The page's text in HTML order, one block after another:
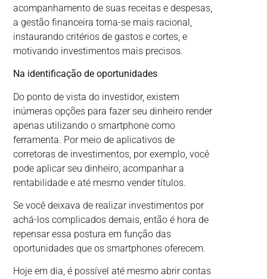
acompanhamento de suas receitas e despesas,
a gestão financeira torna-se mais racional,
instaurando critérios de gastos e cortes, e
motivando investimentos mais precisos.
Na identificação de oportunidades
Do ponto de vista do investidor, existem
inúmeras opções para fazer seu dinheiro render
apenas utilizando o smartphone como
ferramenta. Por meio de aplicativos de
corretoras de investimentos, por exemplo, você
pode aplicar seu dinheiro, acompanhar a
rentabilidade e até mesmo vender títulos.
Se você deixava de realizar investimentos por
achá-los complicados demais, então é hora de
repensar essa postura em função das
oportunidades que os smartphones oferecem.
Hoje em dia, é possível até mesmo abrir contas